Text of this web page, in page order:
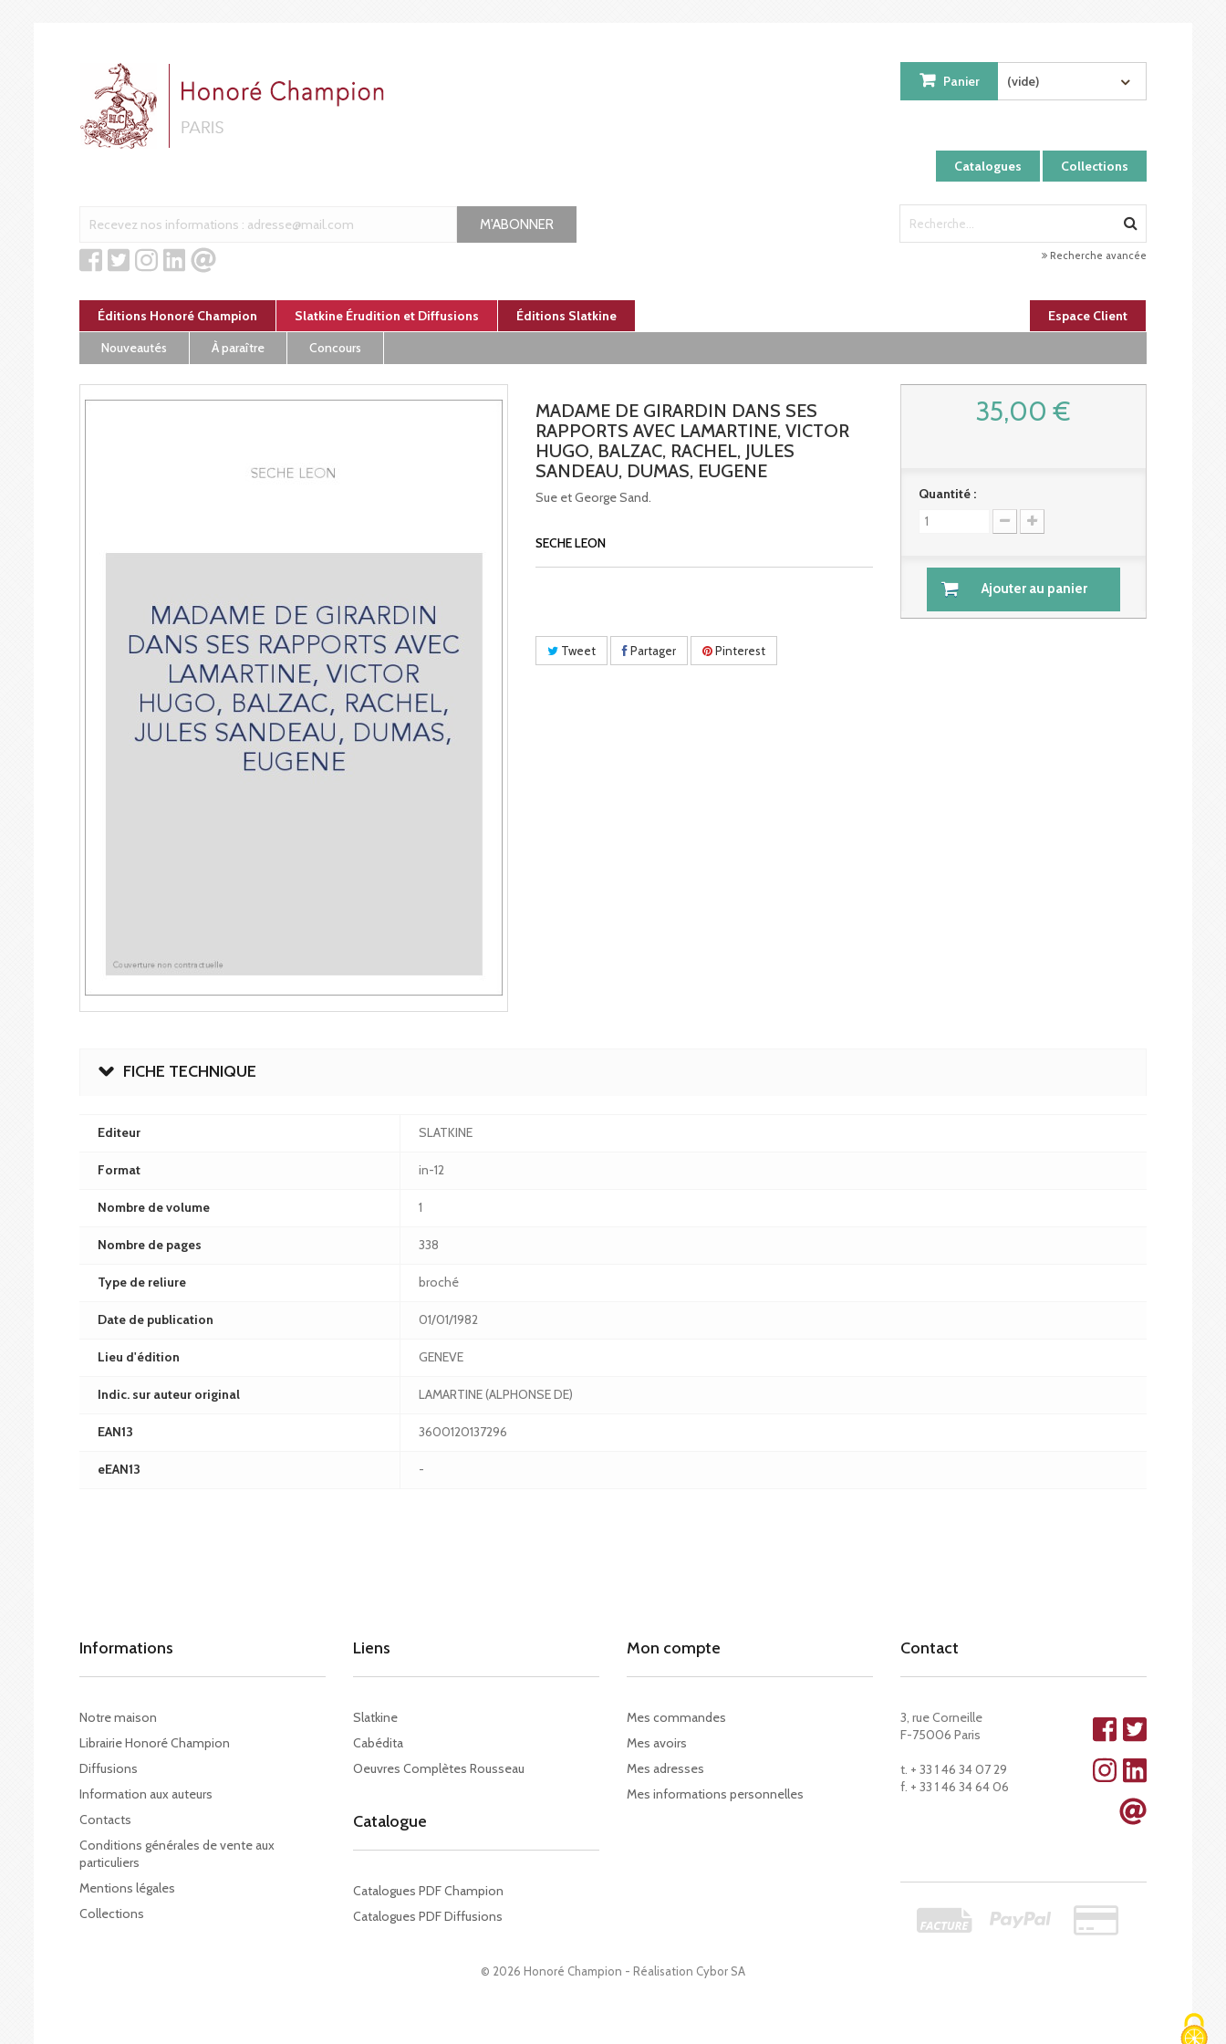
Catalogues Collections
Panier (vide)
M'ABONNER
Recherche avancée
Éditions Honoré Champion Slatkine Érudition et Diffusions Éditions Slatkine
Espace Client
Nouveautés
À paraître Concours
MADAME DE GIRARDIN DANS SES
RAPPORTS AVEC LAMARTINE, VICTOR
HUGO, BALZAC, RACHEL, JULES
SANDEAU, DUMAS, EUGENE
Sue et George Sand.
SECHE LEON
Tweet Partager Pinterest
35,00 €
Quantité :
Ajouter au panier
FICHE TECHNIQUE
Editeur SLATKINE
Format in-12
Nombre de volume 1
Nombre de pages 338
Type de reliure broché
Date de publication 01/01/1982
Lieu d'édition GENEVE
Indic. sur auteur original LAMARTINE (ALPHONSE DE)
EAN13 3600120137296
eEAN13 -
Informations
Notre maison
Librairie Honoré Champion
Diffusions
Information aux auteurs
Contacts
Conditions générales de vente aux
particuliers
Mentions légales
Collections
© 2026 Honoré Champion - Réalisation Cybor SA
Liens
Slatkine
Cabédita
Oeuvres Complètes Rousseau
Catalogue
Catalogues PDF Champion
Catalogues PDF Diffusions
Mon compte
Mes commandes
Mes avoirs
Mes adresses
Mes informations personnelles
Contact
3, rue Corneille
F-75006 Paris
t. + 33 1 46 34 07 29
f. + 33 1 46 34 64 06